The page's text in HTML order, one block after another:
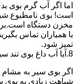
اما اگر آب گرم بوی
است! بوی نامطبوع
مخزن دستگاه
با همیاران تماس
تمیز شود.
8.آیا آب داغ بوی تند سیر می دهد؟
اگر بوی سیر به
شباهت زیادی به بوی